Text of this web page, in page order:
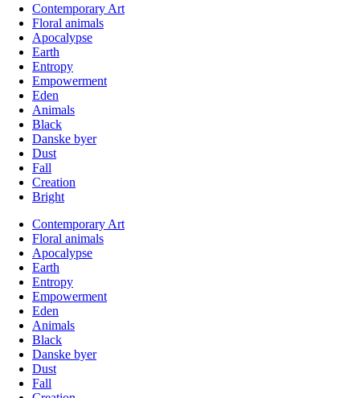
Contemporary Art
Floral animals
Apocalypse
Earth
Entropy
Empowerment
Eden
Animals
Black
Danske byer
Dust
Fall
Creation
Bright
Contemporary Art
Floral animals
Apocalypse
Earth
Entropy
Empowerment
Eden
Animals
Black
Danske byer
Dust
Fall